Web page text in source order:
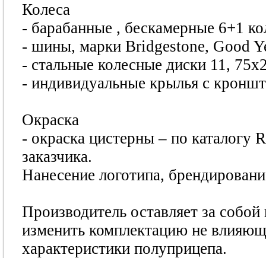
Колеса
- барабанные , бескамерные 6+1
- шины, марки Bridgestone, Good
- стальные колесные диски 11,
- индивидуальные крылья с
Окраска
- окраска цистерны – по каталогу
заказчика.
Нанесение логотипа,
Производитель оставляет за
изменить комплектацию не
характеристики полуприцепа.